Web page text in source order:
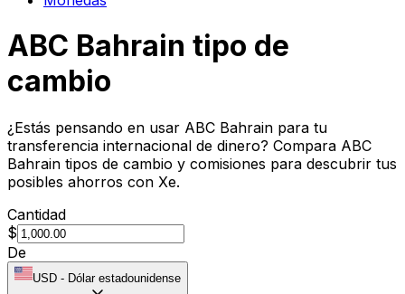
ABC Bahrain tipo de
cambio
¿Estás pensando en usar ABC Bahrain para tu
transferencia internacional de dinero? Compara ABC
Bahrain tipos de cambio y comisiones para descubrir tus
posibles ahorros con Xe.
Cantidad
$
De
USD - Dólar estadounidense